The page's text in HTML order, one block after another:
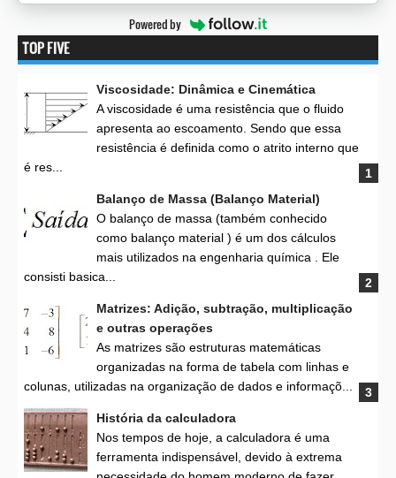
Powered by
TOP FIVE
Viscosidade: Dinâmica e Cinemática
A viscosidade é uma resistência que o fluido
apresenta ao escoamento. Sendo que essa
resistência é definida como o atrito interno que
é res...
Balanço de Massa (Balanço Material)
O balanço de massa (também conhecido
como balanço material ) é um dos cálculos
mais utilizados na engenharia química . Ele
consisti basica...
Matrizes: Adição, subtração, multiplicação
e outras operações
As matrizes são estruturas matemáticas
organizadas na forma de tabela com linhas e
colunas, utilizadas na organização de dados e informaçõ...
História da calculadora
Nos tempos de hoje, a calculadora é uma
ferramenta indispensável, devido à extrema